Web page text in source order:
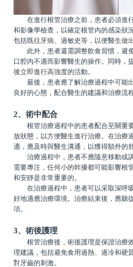
在進行根管治療之前，患者必須進
和影像學檢查，以確定根管內的感染狀
包括既往牙病、過敏史等，以便醫生做
此外，患者還需調整飲食習慣，避
口腔內不適而影響醫生的操作。同時，
後立即進行高強度的活動。
最後，患者應了解治療過程中可能
良好的心態，配合醫生的建議和治療流
2、術中配合
根管治療過程中的患者配合至關重
放狀態，以方便醫生進行治療。在治療
適，應及時與醫生溝通，以獲得額外的
治療過程中，患者不應隨意移動或
需要專注，任何小的幹擾都可能影響根
和安靜是非常重要的。
在治療過程中，患者可以采取深呼
好地適應治療環境。治療結束後，應聽
項。
3、術後護理
根管治療後，術後護理是保證治療
理建議，包括避免食用過熱、過冷和硬
對牙齒的刺激。